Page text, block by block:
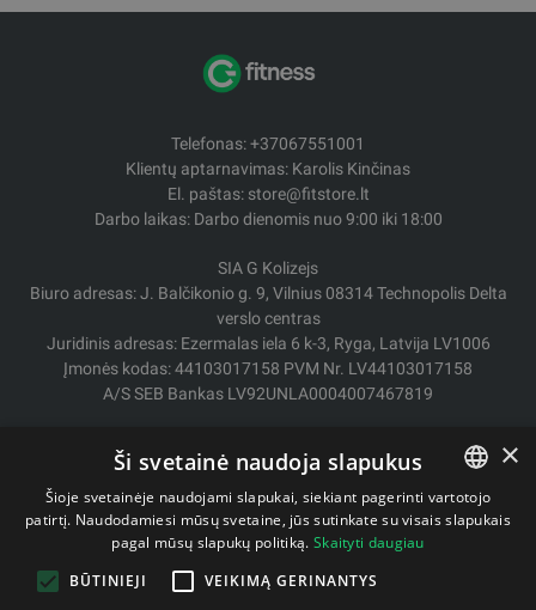
Telefonas: +37067551001
Klientų aptarnavimas: Karolis Kinčinas
El. paštas: store@fitstore.lt
Darbo laikas: Darbo dienomis nuo 9:00 iki 18:00
SIA G Kolizejs
Biuro adresas: J. Balčikonio g. 9, Vilnius 08314 Technopolis Delta
verslo centras
Juridinis adresas: Ezermalas iela 6 k-3, Ryga, Latvija LV1006
Įmonės kodas: 44103017158 PVM Nr. LV44103017158
A/S SEB Bankas LV92UNLA0004007467819
Mokėjimo būdai
Pirkimo sąlygos
Kontaktai
Privatumo politika
LITHUANIAN
×
Ši svetainė naudoja slapukus
Šioje svetainėje naudojami slapukai, siekiant pagerinti vartotojo
patirtį. Naudodamiesi mūsų svetaine, jūs sutinkate su visais slapukais
pagal mūsų slapukų politiką. Skaityti daugiau
BŪTINIEJI
VEIKIMĄ GERINANTYS